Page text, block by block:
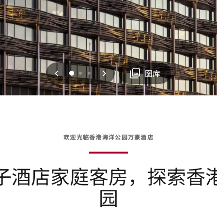
上一页
0 1 2 下一页 图库
欢迎光临香港海洋公园万豪酒店
酒店家庭客房，探索香
园